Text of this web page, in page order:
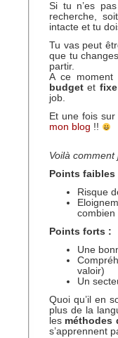
Si tu n’es
recherche,
intacte et tu
Tu vas peut
que tu
partir.
A ce moment
budget et
job.
Et une fois
mon blog !!
Voilà
Points faibles
Risque
combien
Points forts :
Une
valoir)
Un
Quoi qu’il en
plus de la
les méthodes
s’apprennent